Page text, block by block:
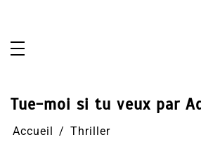
Tue-moi si tu veux par
Accueil Thriller